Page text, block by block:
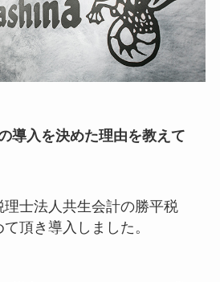
導入を決めた理由を教えて
理士法人共生会計の勝平税
頂き導入しました。